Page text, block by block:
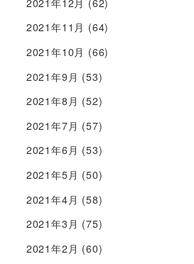
2021年11月 (64)
2021年10月 (66)
2021年9月 (53)
2021年8月 (52)
2021年7月 (57)
2021年6月 (53)
2021年5月 (50)
2021年4月 (58)
2021年3月 (75)
2021年2月 (60)